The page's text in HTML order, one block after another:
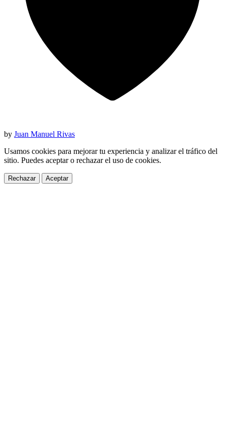
by Juan Manuel Rivas
Usamos cookies para mejorar tu experiencia y analizar el tráfico del
sitio. Puedes aceptar o rechazar el uso de cookies.
Rechazar Aceptar